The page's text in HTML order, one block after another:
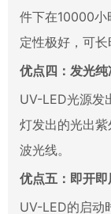
件下在10000小
定性极好，可长
优点四：发光纯
UV-LED光源发
灯发出的光出
波光线。
优点五：即开即
UV-LED的启动